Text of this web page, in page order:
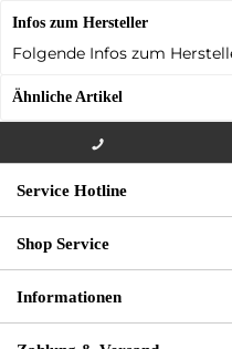
Infos zum Hersteller
Folgende Infos zum
Ähnliche Artikel
000
Service Hotline
Shop Service
Informationen